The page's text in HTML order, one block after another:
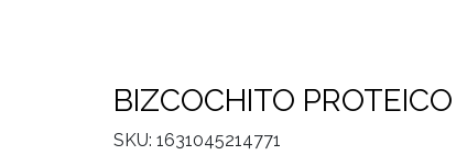
BIZCOCHITO PROTEICO
SKU: 1631045214771